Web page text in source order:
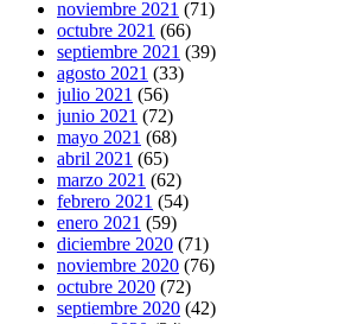
noviembre 2021 (71)
octubre 2021 (66)
septiembre 2021 (39)
agosto 2021 (33)
julio 2021 (56)
junio 2021 (72)
mayo 2021 (68)
abril 2021 (65)
marzo 2021 (62)
febrero 2021 (54)
enero 2021 (59)
diciembre 2020 (71)
noviembre 2020 (76)
octubre 2020 (72)
septiembre 2020 (42)